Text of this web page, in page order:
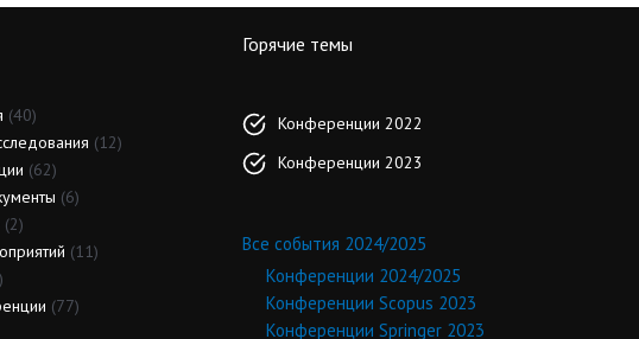
(40)
(12)
(62)
(6)
(2)
(11)
(77)
Горячие темы
Конференции 2022
Конференции 2023
Все события 2024/2025
Конференции 2024/2025
Конференции Scopus 2023
Конференции Springer 2023